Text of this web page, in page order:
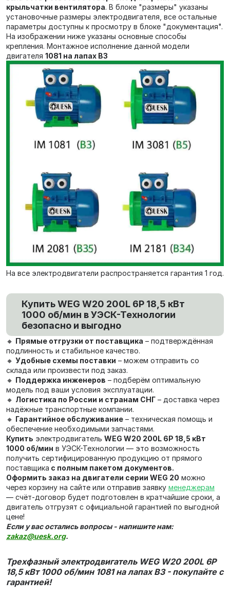
крыльчатки вентилятора. В блоке "размеры" указаны
установочные размеры электродвигателя, все остальные
параметры доступны к просмотру в блоке "документация".
На изображении ниже указаны основные способы
крепления. Монтажное исполнение данной модели
двигателя 1081 на лапах В3
На все электродвигатели распространяется гарантия 1 год.
Купить WEG W20 200L 6P 18,5 кВт
1000 об/мин в УЭСК-Технологии
безопасно и выгодно
🔸 Прямые отгрузки от поставщика – подтверждённая
подлинность и стабильное качество.
🔸 Удобные схемы поставки – можем отправить со
склада или произвести под заказ.
🔸 Поддержка инженеров – подберём оптимальную
модель под ваши условия эксплуатации.
🔸 Логистика по России и странам СНГ – доставка через
надёжные транспортные компании.
🔸 Гарантийное обслуживание – техническая помощь и
обеспечение необходимыми запчастями.
Купить электродвигатель WEG W20 200L 6P 18,5 кВт
1000 об/мин в УЭСК-Технологии — это возможность
получить сертифицированную продукцию от прямого
поставщика с полным пакетом документов.
Оформить заказ на двигатели серии WEG 20 можно
через корзину на сайте или отправив заявку менеджерам
— счёт‑договор будет подготовлен в кратчайшие сроки, а
двигатель отгрузят с официальной гарантией по выгодной
цене!
Если у вас остались вопросы - напишите нам:
zakaz@uesk.org.
Трехфазный электродвигатель WEG W20 200L 6P
18,5 кВт 1000 об/мин 1081 на лапах В3 - покупайте с
гарантией!